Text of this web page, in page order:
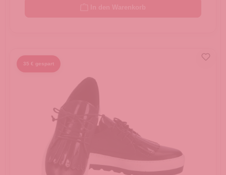
35 € gespart